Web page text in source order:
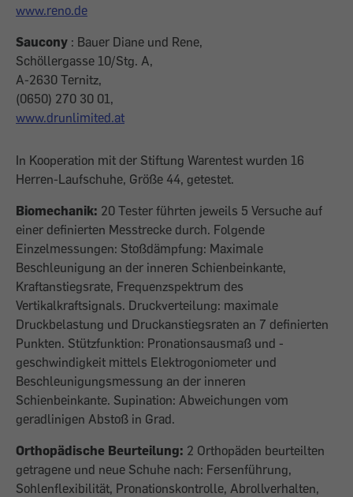
www.reno.de
Saucony : Bauer Diane und Rene,
Schöllergasse 10/Stg. A,
A-2630 Ternitz,
(0650) 270 30 01,
www.drunlimited.at
In Kooperation mit der Stiftung Warentest wurden 16
Herren-Laufschuhe, Größe 44, getestet.
Biomechanik: 20 Tester führten jeweils 5 Versuche auf
einer definierten Messtrecke durch. Folgende
Einzelmessungen: Stoßdämpfung: Maximale
Beschleunigung an der inneren Schienbeinkante,
Kraftanstiegsrate, Frequenzspektrum des
Vertikalkraftsignals. Druckverteilung: maximale
Druckbelastung und Druckanstiegsraten an 7 definierten
Punkten. Stützfunktion: Pronationsausmaß und -
geschwindigkeit mittels Elektrogoniometer und
Beschleunigungsmessung an der inneren
Schienbeinkante. Supination: Abweichungen vom
geradlinigen Abstoß in Grad.
Orthopädische Beurteilung: 2 Orthopäden beurteilten
getragene und neue Schuhe nach: Fersenführung,
Sohlenflexibilität, Pronationskontrolle, Abrollverhalten,